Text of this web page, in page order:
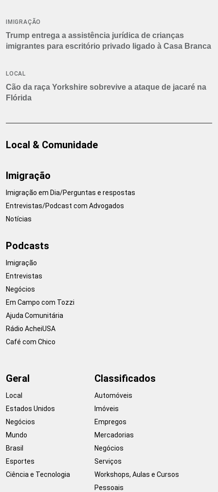
IMIGRAÇÃO
Trump entrega a assistência jurídica de crianças
imigrantes para escritório privado ligado à Casa Branca
LOCAL
Cão da raça Yorkshire sobrevive a ataque de jacaré na
Flórida
Local & Comunidade
Imigração
Imigração em Dia/Perguntas e respostas
Entrevistas/Podcast com Advogados
Notícias
Podcasts
Imigração
Entrevistas
Negócios
Em Campo com Tozzi
Ajuda Comunitária
Rádio AcheiUSA
Café com Chico
Geral
Local
Estados Unidos
Negócios
Mundo
Brasil
Esportes
Ciência e Tecnologia
Classificados
Automóveis
Imóveis
Empregos
Mercadorias
Negócios
Serviços
Workshops, Aulas e Cursos
Pessoais